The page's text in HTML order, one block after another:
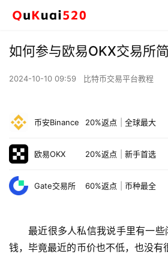
如何参与欧易OKX交易所简
2024-10-10 09:59 比特币交易平台教程
币安Binance 20%返点 全球最大
欧易OKX 20%返点 新手首选
Gate交易所 60%返点 币种最全
最近很多人私信我说手里有一
钱，毕竟最近的币价也不低，也没有